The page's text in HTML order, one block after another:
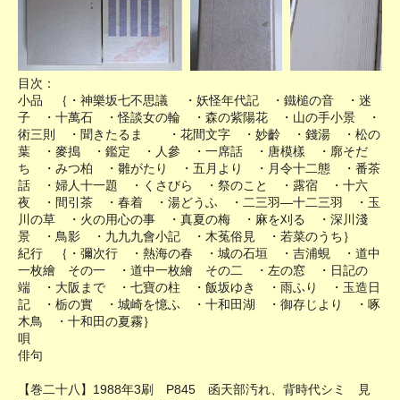
目次：
小品 ｛・神樂坂七不思議 ・妖怪年代記 ・鐵槌の音 ・迷
子 ・十萬石 ・怪談女の輪 ・森の紫陽花 ・山の手小景 ・
術三則 ・聞きたるまゝ ・花間文字 ・妙齡 ・錢湯 ・松の
葉 ・麥搗 ・鑑定 ・人參 ・一席話 ・唐模樣 ・廓そだ
ち ・みつ柏 ・雛がたり ・五月より ・月令十二態 ・番茶
話 ・婦人十一題 ・くさびら ・祭のこと ・露宿 ・十六
夜 ・間引茶 ・春着 ・湯どうふ ・二三羽―十二三羽 ・玉
川の草 ・火の用心の事 ・真夏の梅 ・麻を刈る ・深川淺
景 ・鳥影 ・九九九會小記 ・木菟俗見 ・若菜のうち｝
紀行 ｛・彌次行 ・熱海の春 ・城の石垣 ・吉浦蜆 ・道中
一枚繪 その一 ・道中一枚繪 その二 ・左の窓 ・日記の
端 ・大阪まで ・七寶の柱 ・飯坂ゆき ・雨ふり ・玉造日
記 ・栃の實 ・城崎を憶ふ ・十和田湖 ・御存じより ・啄
木鳥 ・十和田の夏霧｝
唄
俳句
【巻二十八】1988年3刷 P845 函天部汚れ、背時代シミ 見